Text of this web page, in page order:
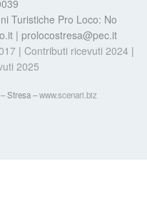
Turistiche Pro Loco: No
| prolocostresa@pec.it
| Contributi ricevuti 2024 |
2025
Stresa –www.scenari.biz